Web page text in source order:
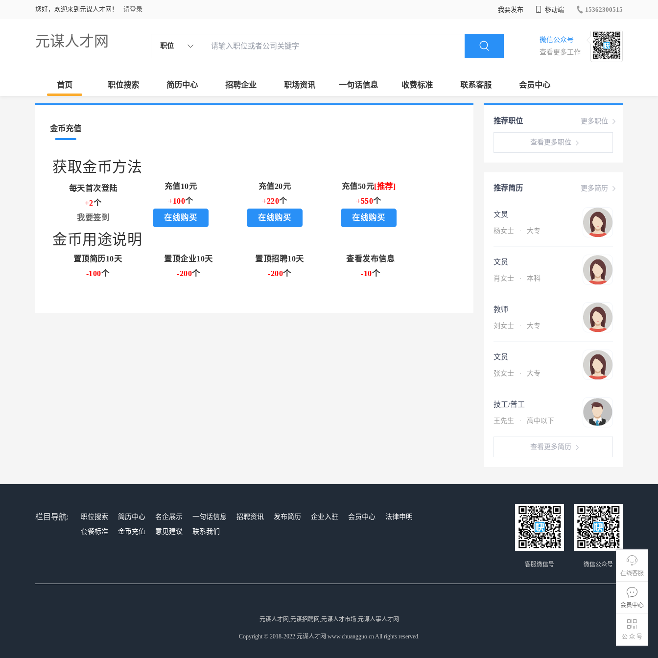
您好，欢迎来到元谋人才网！ 请登录 我要发布 移动端 15362300515
元谋人才网 职位
微信公众号
查看更多工作
首页 职位搜索 简历中心 招聘企业 职场资讯 一句话信息 收费标准 联系客服 会员中心
在线客服
会员中心
公 众 号
金币充值
获取金币方法
每天首次登陆
+2个
我要签到
充值10元
+100个
在线购买
充值20元
+220个
在线购买
充值50元[推荐]
+550个
在线购买
金币用途说明
置顶简历10天 置顶企业10天 置顶招聘10天
查看发布信息
-100个 -200个 -200个 -10个
更多职位
推荐职位
查看更多职位
更多简历
推荐简历
文员
杨女士 · 大专
文员
肖女士 · 本科
教师
刘女士 · 大专
文员
张女士 · 大专
技工/普工
王先生 · 高中以下
查看更多简历
栏目导航: 职位搜索 简历中心 名企展示 一句话信息 招聘资讯 发布简历 企业入驻 会员中心
法律申明
套餐标准
金币充值 意见建议 联系我们
微信公众号
客服微信号
元谋人才网,元谋招聘网,元谋人才市场,元谋人事人才网
Copyright © 2018-2022 元谋人才网 www.chuangguo.cn All rights reserved.